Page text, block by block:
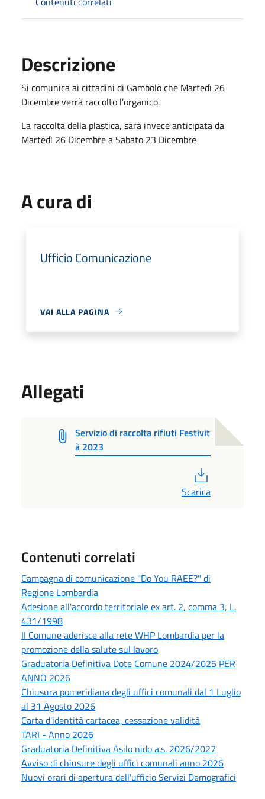
Descrizione
Si comunica ai cittadini di Gambolò che Martedì 26
Dicembre verrà raccolto l’organico.
La raccolta della plastica, sarà invece anticipata da
Martedì 26 Dicembre a Sabato 23 Dicembre
A cura di
Ufficio Comunicazione
VAI ALLA PAGINA
Allegati
Servizio di raccolta rifiuti Festivit
à 2023
Scarica
Contenuti correlati
Campagna di comunicazione "Do You RAEE?" di
Regione Lombardia
Adesione all'accordo territoriale ex art. 2, comma 3, L.
431/1998
Il Comune aderisce alla rete WHP Lombardia per la
promozione della salute sul lavoro
Graduatoria Definitiva Dote Comune 2024/2025 PER
ANNO 2026
Chiusura pomeridiana degli uffici comunali dal 1 Luglio
al 31 Agosto 2026
Carta d'identità cartacea, cessazione validità
TARI - Anno 2026
Graduatoria Definitiva Asilo nido a.s. 2026/2027
Avviso di chiusure degli uffici comunali anno 2026
Nuovi orari di apertura dell'ufficio Servizi Demografici